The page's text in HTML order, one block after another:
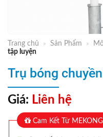
Trang chủ » Sản Phẩm »
tập luyện
Trụ bóng
Giá: Liên hệ
Cam Kết Từ